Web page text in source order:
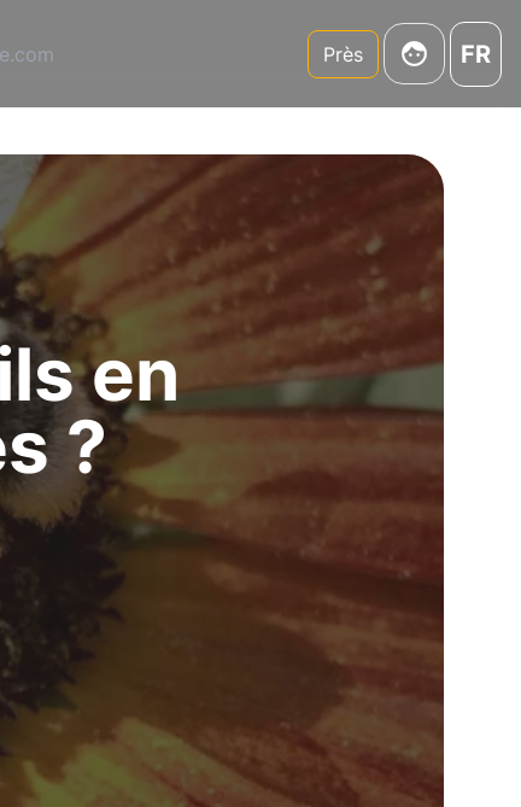
Près FR
en
?